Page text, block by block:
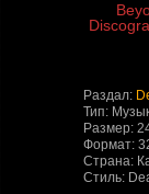
Раздал:
Тип:
Размер:
Формат:
Страна:
Стиль: